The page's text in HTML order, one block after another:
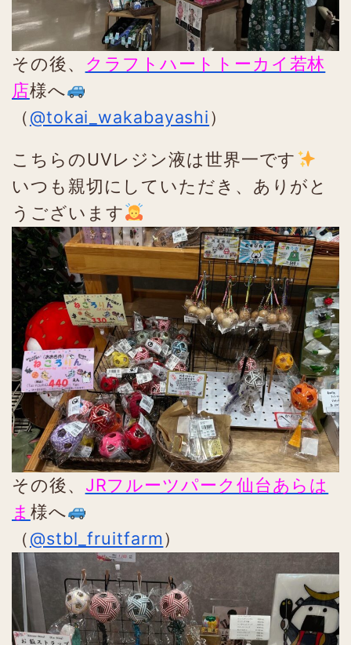
その後、 クラフトハートトーカイ若林
店様へ
（@tokai_wakabayashi）
こちらのUVレジン液は世界一です
いつも親切にしていただき、ありがと
うございます
その後、 JRフルーツパーク仙台あらは
ま 様へ
（@stbl_fruitfarm）